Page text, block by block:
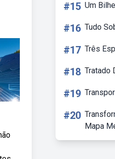
#15 Um
#16 Tudo
#17 Três
#18 Tratado
#19
#20
Mapa